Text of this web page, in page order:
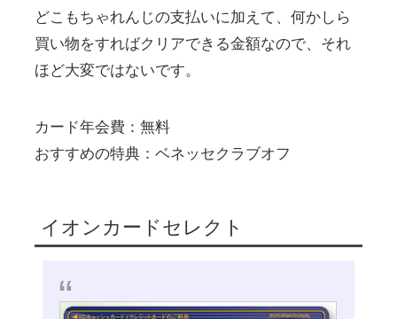
どこもちゃれんじの支払いに加えて、何かしら
買い物をすればクリアできる金額なので、それ
ほど大変ではないです。
カード年会費：無料
おすすめの特典：ベネッセクラブオフ
イオンカードセレクト